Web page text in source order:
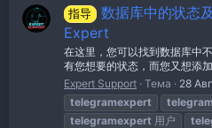
指导
数据库中的状态
Expert
在这里，您可以找到数据库中
有您想要的状态，而您又想添
Expert Support Тема 28
telegramexpert
telegramexpert 用户